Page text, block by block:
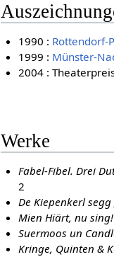
1990 : Rottendorf-
1999 : Münster-
2004 :
Werke
Fabel-Fibel. Drei
2
De Kiepenkerl
Mien Hiärt, nu sing!
Suermoos un
Kringe, Quinten &